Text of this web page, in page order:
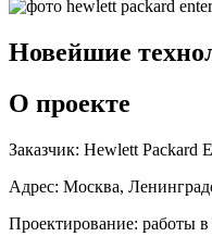
Новейшие
О проекте
Заказчик: Hewlett Packard
Адрес: Москва,
Проектирование: работы